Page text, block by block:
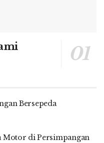
Bersepeda
Motor di Persimpangan